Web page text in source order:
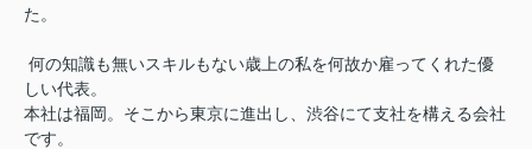
た。
何の知識も無いスキルもない歳上の私を何故か雇ってくれた優
しい代表。
本社は福岡。そこから東京に進出し、渋谷にて支社を構える会社
です。